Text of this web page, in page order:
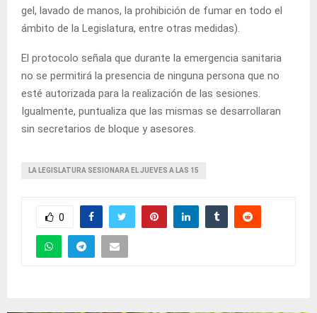
gel, lavado de manos, la prohibición de fumar en todo el
ámbito de la Legislatura, entre otras medidas).
El protocolo señala que durante la emergencia sanitaria
no se permitirá la presencia de ninguna persona que no
esté autorizada para la realización de las sesiones.
Igualmente, puntualiza que las mismas se desarrollaran
sin secretarios de bloque y asesores.
LA LEGISLATURA SESIONARA EL JUEVES A LAS 15
0